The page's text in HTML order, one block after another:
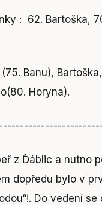
: 62. Bartoška,
Banu),
Horyna).
z Ďáblic a nutno
dopředu bylo v
Do vedení